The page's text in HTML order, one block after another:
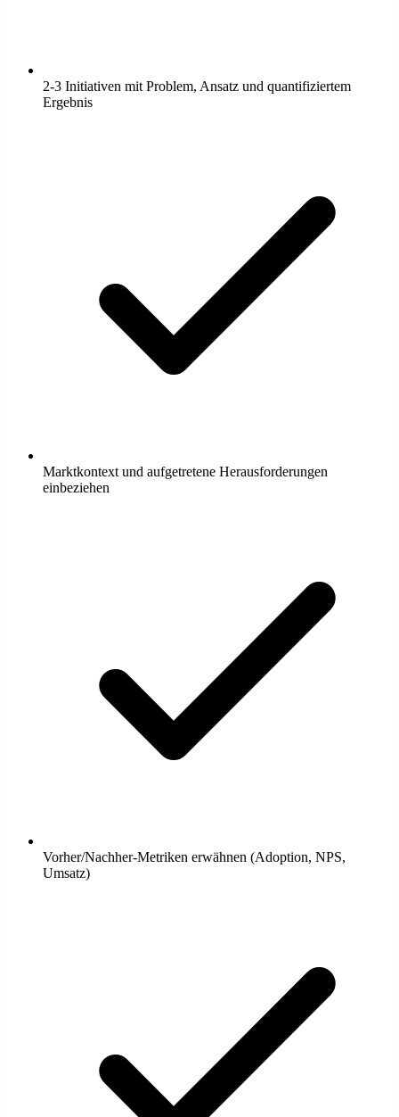
2-3 Initiativen mit Problem, Ansatz und quantifiziertem
Ergebnis
Marktkontext und aufgetretene Herausforderungen
einbeziehen
Vorher/Nachher-Metriken erwähnen (Adoption, NPS,
Umsatz)